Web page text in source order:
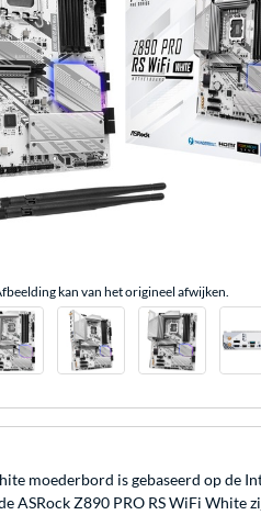
kan van het origineel afwijken.
moederbord is gebaseerd op
ASRock Z890 PRO RS WiFi White